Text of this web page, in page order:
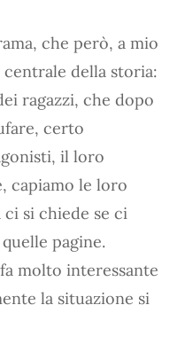
che però, a mio
della storia:
ragazzi, che dopo
certo
il loro
capiamo le loro
ci si chiede se ci
pagine.
molto interessante
la situazione si